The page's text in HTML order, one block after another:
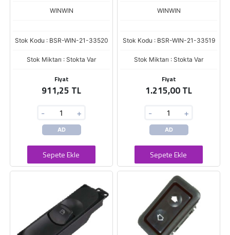
WINWIN
Stok Kodu : BSR-WIN-21-33520
Stok Miktarı : Stokta Var
Fiyat
911,25 TL
- +
AD
Sepete Ekle
WINWIN
Stok Kodu : BSR-WIN-21-33519
Stok Miktarı : Stokta Var
Fiyat
1.215,00 TL
- +
AD
Sepete Ekle